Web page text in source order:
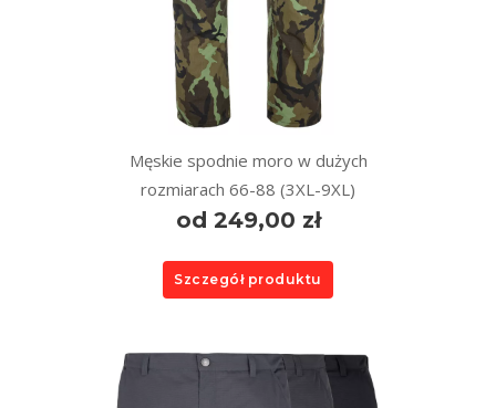
Męskie spodnie moro w dużych
rozmiarach 66-88 (3XL-9XL)
od 249,00 zł
Szczegół produktu